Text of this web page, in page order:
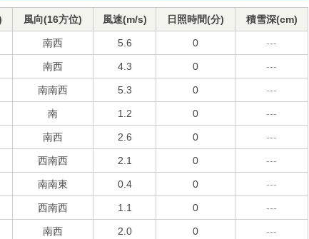
風向(16方位) 風速(m/s) 日照時間(分) 積雪深(cm)
南西 5.6 0 ---
南西 4.3 0 ---
南南西 5.3 0 ---
南 1.2 0 ---
南西 2.6 0 ---
西南西 2.1 0 ---
南南東 0.4 0 ---
西南西 1.1 0 ---
南西 2.0 0 ---